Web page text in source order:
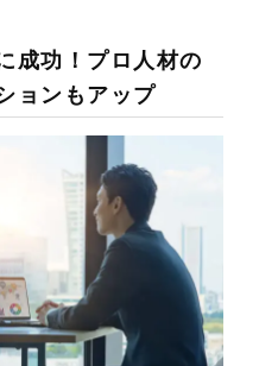
成功！プロ人材の
ョンもアップ